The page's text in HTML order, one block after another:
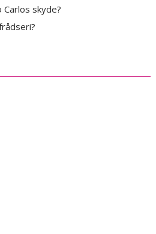
skyde?